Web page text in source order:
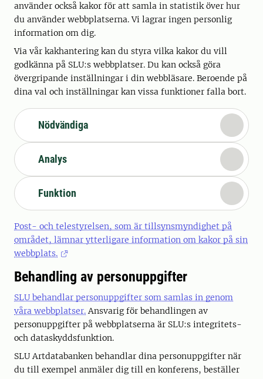
använder också kakor för att samla in statistik över hur
du använder webbplatserna. Vi lagrar ingen personlig
information om dig.
Via vår kakhantering kan du styra vilka kakor du vill
godkänna på SLU:s webbplatser. Du kan också göra
övergripande inställningar i din webbläsare. Beroende på
dina val och inställningar kan vissa funktioner falla bort.
Nödvändiga
Analys
Funktion
Post- och telestyrelsen, som är tillsynsmyndighet på
området, lämnar ytterligare information om kakor på sin
webbplats.
Behandling av personuppgifter
SLU behandlar personuppgifter som samlas in genom
våra webbplatser.Ansvarig för behandlingen av
personuppgifter på webbplatserna är SLU:s integritets-
och dataskyddsfunktion.
SLU Artdatabanken behandlar dina personuppgifter när
du till exempel anmäler dig till en konferens, beställer